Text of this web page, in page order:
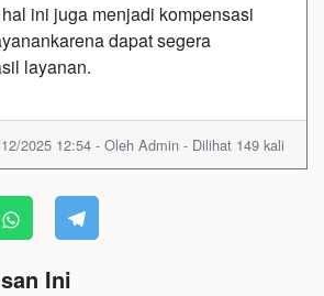
ini juga menjadi kompensasi
dapat segera
layanan.
2025 12:54 - Oleh Admin - Dilihat 149 kali
Ini